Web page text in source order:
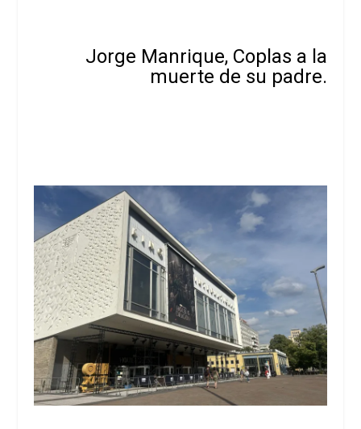
Jorge Manrique, Coplas a la
muerte de su padre.